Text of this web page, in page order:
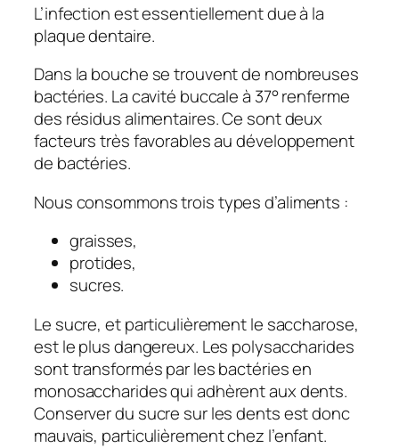
L’infection est essentiellement due à la
plaque dentaire.
Dans la bouche se trouvent de nombreuses
bactéries. La cavité buccale à 37° renferme
des résidus alimentaires. Ce sont deux
facteurs très favorables au développement
de bactéries.
Nous consommons trois types d’aliments :
graisses,
protides,
sucres.
Le sucre, et particulièrement le saccharose,
est le plus dangereux. Les polysaccharides
sont transformés par les bactéries en
monosaccharides qui adhèrent aux dents.
Conserver du sucre sur les dents est donc
mauvais, particulièrement chez l’enfant.